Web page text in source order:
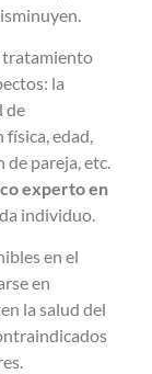
tratamiento
la
de
edad,
de pareja, etc.
experto en
individuo.
en el
en
la salud del